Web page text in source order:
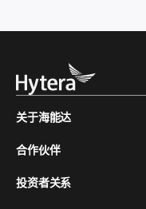
关于海能达
合作伙伴
投资者关系